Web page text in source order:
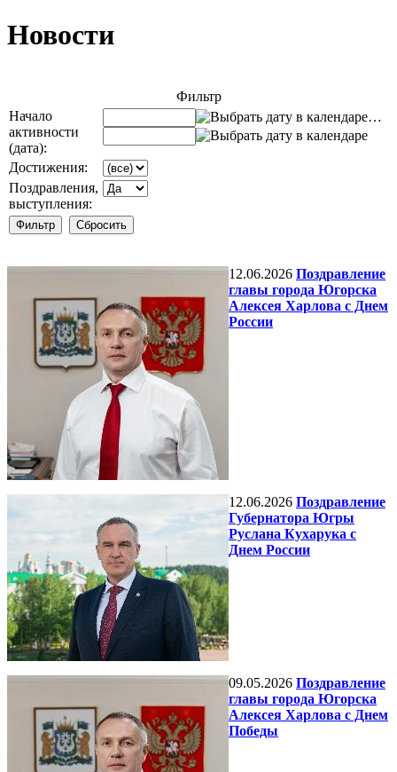
Новости
Фильтр
Начало
активности
(дата):
…
Достижения:
Поздравления,
выступления:
12.06.2026 Поздравление
главы города Югорска
Алексея Харлова с Днем
России
12.06.2026 Поздравление
Губернатора Югры
Руслана Кухарука с
Днем России
09.05.2026 Поздравление
главы города Югорска
Алексея Харлова с Днем
Победы